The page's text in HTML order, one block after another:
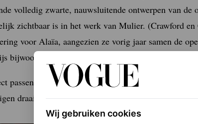
volledig zwarte, nauwsluitende ontwerpen van de
zichtbaar is in het werk van Mulier. (Crawford en
voor Alaïa, aangezien ze vorig jaar samen de
bijwoonden.)
passen bij een nineties supermodel, met haar
draai aan.
Wij gebruiken cookies